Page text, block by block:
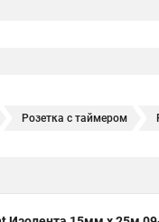
Розетка с таймером